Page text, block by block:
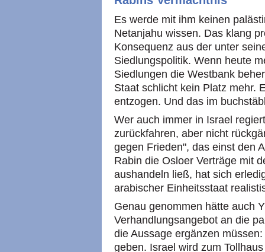
Es werde mit ihm keinen
Netanjahu wissen. Das klang
Konsequenz aus der unter
Siedlungspolitik. Wenn heute
Siedlungen die Westbank
Staat schlicht kein Platz mehr.
entzogen. Und das im
Wer auch immer in Israel
zurückfahren, aber nicht
gegen Frieden", das einst den
Rabin die Osloer Verträge mit
aushandeln ließ, hat sich
arabischer Einheitsstaat
Genau genommen hätte auch
Verhandlungsangebot an die
die Aussage ergänzen
geben. Israel wird zum